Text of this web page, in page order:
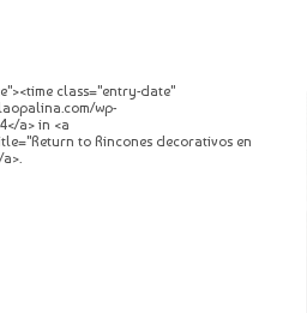
class="entry-date"
wp-
a> in <a
to Rincones decorativos en